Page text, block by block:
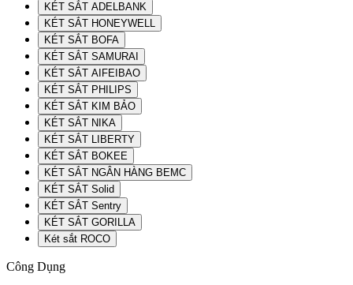
KÉT SẮT ADELBANK
KÉT SẮT HONEYWELL
KÉT SẮT BOFA
KÉT SẮT SAMURAI
KÉT SẮT AIFEIBAO
KÉT SẮT PHILIPS
KÉT SẮT KIM BẢO
KÉT SẮT NIKA
KÉT SẮT LIBERTY
KÉT SẮT BOKEE
KÉT SẮT NGÂN HÀNG BEMC
KÉT SẮT Solid
KÉT SẮT Sentry
KÉT SẮT GORILLA
Két sắt ROCO
Công Dụng